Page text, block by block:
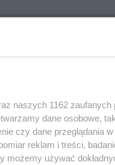
naszych 1162
dane osobowe,
czy dane przeglądania
reklam i treści,
możemy używać